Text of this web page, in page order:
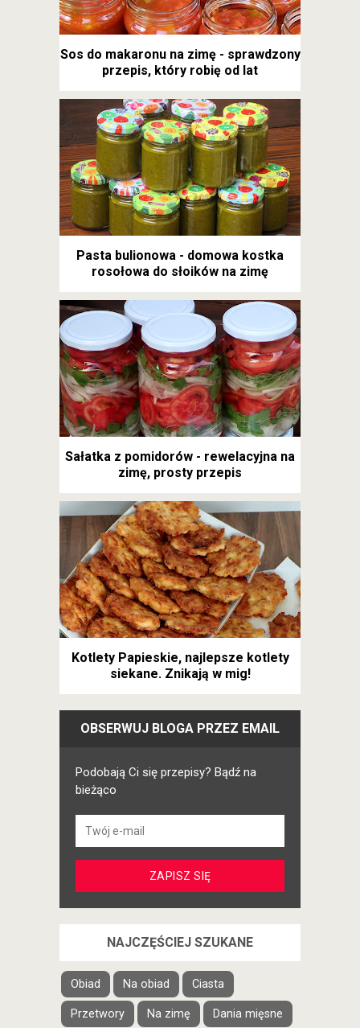
Sos do makaronu na zimę - sprawdzony
przepis, który robię od lat
Pasta bulionowa - domowa kostka
rosołowa do słoików na zimę
Sałatka z pomidorów - rewelacyjna na
zimę, prosty przepis
Kotlety Papieskie, najlepsze kotlety
siekane. Znikają w mig!
OBSERWUJ BLOGA PRZEZ EMAIL
Podobają Ci się przepisy? Bądź na
bieżąco
NAJCZĘŚCIEJ SZUKANE
Obiad Na obiad Ciasta
Przetwory Na zimę Dania mięsne